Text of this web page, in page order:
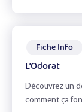
Fiche Info
L’Odorat
Découvrez un
comment ça